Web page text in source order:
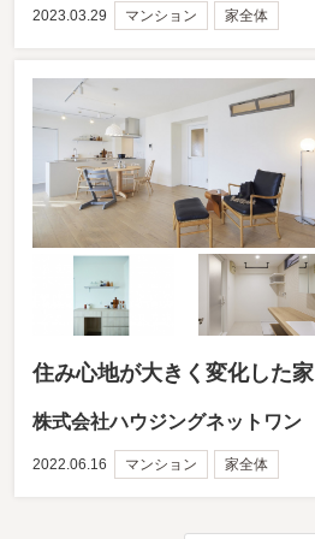
2023.03.29 マンション 家全体
住み心地が大きく変化した家
株式会社ハウジングネットワン
2022.06.16 マンション 家全体